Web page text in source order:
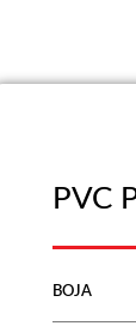
PVC
BOJA